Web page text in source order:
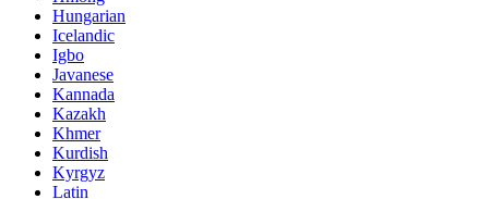
Hungarian
Icelandic
Igbo
Javanese
Kannada
Kazakh
Khmer
Kurdish
Kyrgyz
Latin